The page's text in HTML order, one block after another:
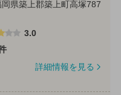
岡県築上郡築上町高塚787
3.0
詳細情報を見る